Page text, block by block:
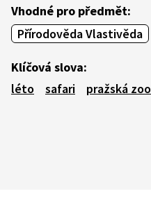
Vhodné pro předmět:
Přírodověda Vlastivěda
Klíčová slova:
léto
safari pražská zoo